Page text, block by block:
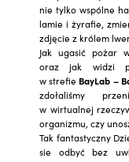
nie tylko wspólne
lamie i żyrafie,
zdjęcie z królem
Jak ugasić pożar
oraz jak widzi
w strefie BayLab –
zdołaliśmy
w wirtualnej
organizmu, czy
Tak fantastyczny
sie odbyć bez